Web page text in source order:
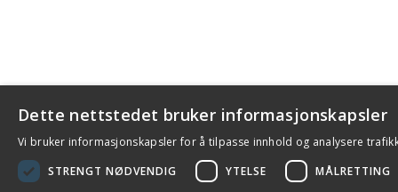
Dette nettstedet bruker informasjonskapsler
Vi bruker informasjonskapsler for å tilpasse innhold og analysere
STRENGT NØDVENDIG
YTELSE MÅLRETTING